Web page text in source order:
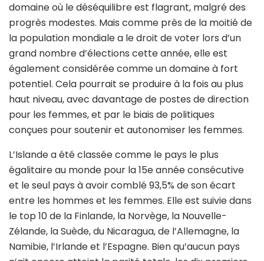
domaine où le déséquilibre est flagrant, malgré des
progrès modestes. Mais comme près de la moitié de
la population mondiale a le droit de voter lors d’un
grand nombre d’élections cette année, elle est
également considérée comme un domaine à fort
potentiel. Cela pourrait se produire à la fois au plus
haut niveau, avec davantage de postes de direction
pour les femmes, et par le biais de politiques
conçues pour soutenir et autonomiser les femmes.
L’Islande a été classée comme le pays le plus
égalitaire au monde pour la 15e année consécutive
et le seul pays à avoir comblé 93,5% de son écart
entre les hommes et les femmes. Elle est suivie dans
le top 10 de la Finlande, la Norvège, la Nouvelle-
Zélande, la Suède, du Nicaragua, de l’Allemagne, la
Namibie, l’Irlande et l’Espagne. Bien qu’aucun pays